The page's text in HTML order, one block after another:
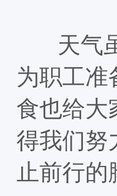
天气虽
为职工准
食也给大
得我们努
止前行